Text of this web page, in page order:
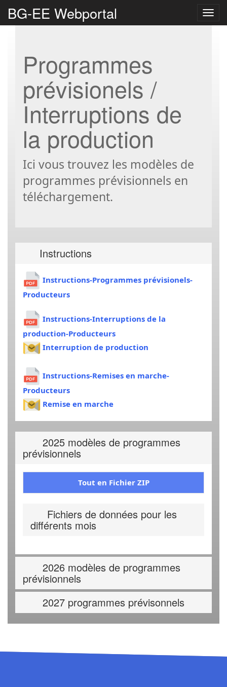
BG-EE Webportal
la
Programmes
prévisionels /
Interruptions de
la production
Ici vous trouvez les modèles de
programmes prévisionnels en
téléchargement.
Instructions
Instructions-Programmes prévisionels-
Producteurs
Instructions-Interruptions de la
production-Producteurs
Interruption de production
Instructions-Remises en marche-
Producteurs
Remise en marche
2025 modèles de programmes
prévisionnels
Tout en Fichier ZIP
Fichiers de données pour les
différents mois
2026 modèles de programmes
prévisionnels
2027 programmes prévisonnels